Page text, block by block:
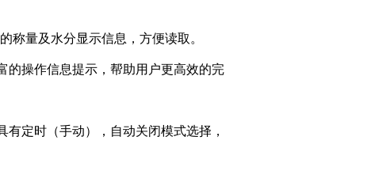
称量及水分显示信息，方便读取。
的操作信息提示，帮助用户更高效的完
定时（手动），自动关闭模式选择，